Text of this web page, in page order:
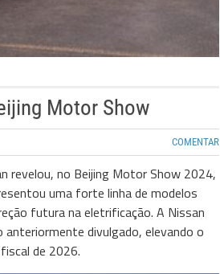
Motor Show
COMENTAR
revelou, no Beijing Motor Show 2024,
uma forte linha de modelos
futura na eletrificação. A Nissan
anteriormente divulgado, elevando o
de 2026.